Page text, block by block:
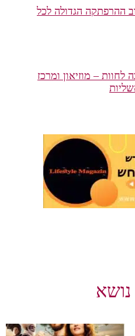
הגדולה לכל
– מוזיאון ומרכז